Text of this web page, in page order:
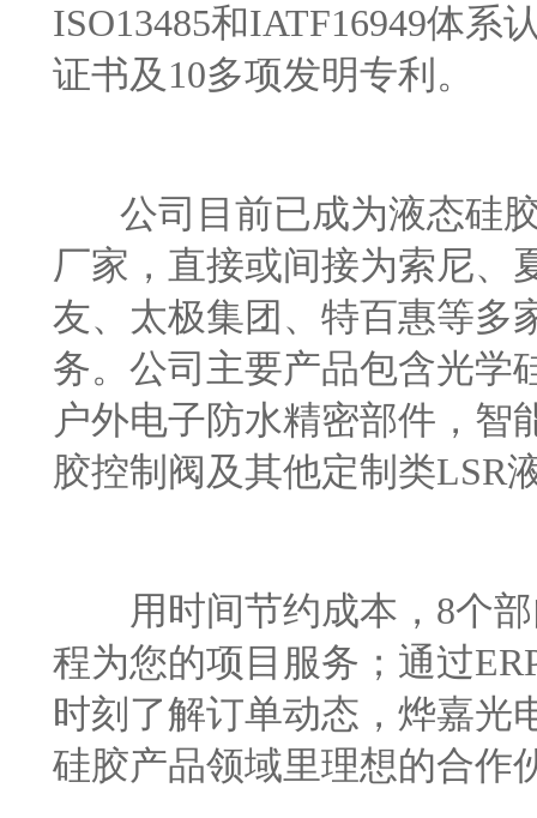
ISO13485和IATF16949体
证书及10多项发明专利
公司目前已成为液态硅胶
厂家，直接或间接为索尼、
友、太极集团、特百惠等多
务。公司主要产品包含光学
户外电子防水精密部件，智
胶控制阀及其他定制类LSR
用时间节约成本，8个部
程为您的项目服务；通过
时刻了解订单动态，烨嘉光
硅胶产品领域里理想的合作